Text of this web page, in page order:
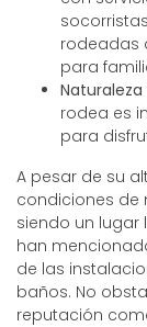
rodeadas
para
Naturaleza
rodea es
para
A pesar de su
condiciones de
siendo un lugar
han
de las
baños. No
reputación